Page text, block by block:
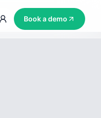
Book a demo